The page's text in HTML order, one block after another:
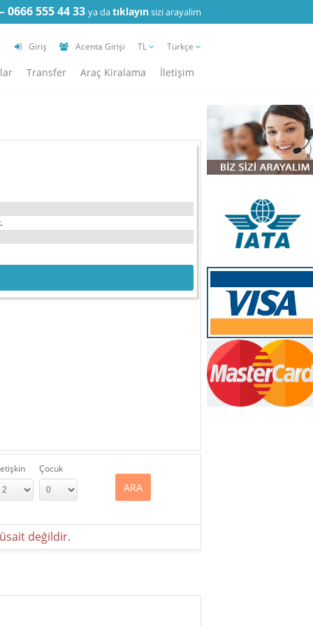
0666 555 44 33 ya datıklayınsizi arayalim
Giriş Acenta Girişi TL Türkçe
Transfer Araç Kiralama İletişim
Çocuk
ARA
değildir.